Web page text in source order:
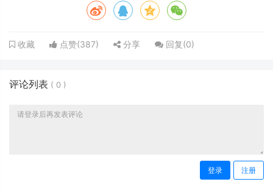
收藏 点赞(387) 分享 回复(0)
评论列表 ( 0 )
登录 注册